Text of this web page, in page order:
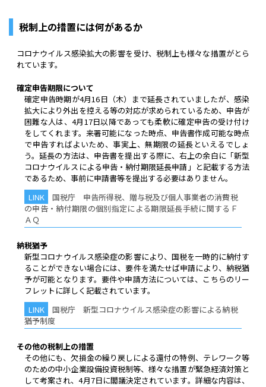
税制上の措置には何があるか
コロナウイルス感染拡大の影響を受け、税制上も様々な措置がとら
れています。
確定申告期限について
確定申告時期が4月16日（木）まで延長されていましたが、感染
拡大により外出を控える等の対応が求められているため、申告が
困難な人は、4月17日以降であっても柔軟に確定申告の受け付け
をしてくれます。来署可能になった時点、申告書作成可能な時点
で申告すればよいため、事実上、無期限の延長といえるでしょ
う。延長の方法は、申告書を提出する際に、右上の余白に「新型
コロナウイルスによる申告・納付期限延⻑申請」と記載する方法
であるため、事前に申請書等を提出する必要はありません。
国税庁 申告所得税、贈与税及び個人事業者の消費税
の申告・納付期限の個別指定による期限延⻑⼿続に関するＦ
ＡＱ
納税猶予
新型コロナウイルス感染症の影響により、国税を一時的に納付す
ることができない場合には、要件を満たせば申請により、納税猶
予が可能となります。要件や申請方法については、こちらのリー
フレットに詳しく記載されています。
国税庁 新型コロナウイルス感染症の影響による納税
猶予制度
その他の税制上の措置
その他にも、欠損金の繰り戻しによる還付の特例、テレワーク等
のための中小企業設備投資税制等、様々な措置が緊急経済対策と
して考案され、4月7日に閣議決定されています。詳細な内容は、